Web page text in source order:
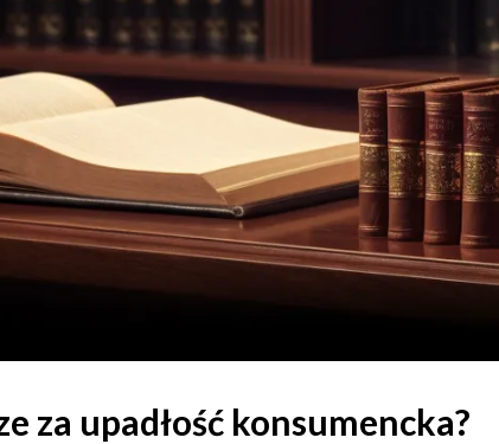
za upadłość konsumencka?